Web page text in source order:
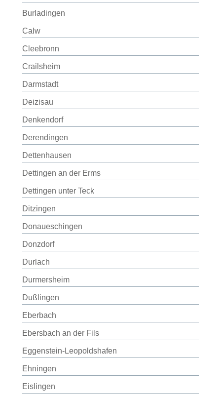
Burladingen
Calw
Cleebronn
Crailsheim
Darmstadt
Deizisau
Denkendorf
Derendingen
Dettenhausen
Dettingen an der Erms
Dettingen unter Teck
Ditzingen
Donaueschingen
Donzdorf
Durlach
Durmersheim
Dußlingen
Eberbach
Ebersbach an der Fils
Eggenstein-Leopoldshafen
Ehningen
Eislingen